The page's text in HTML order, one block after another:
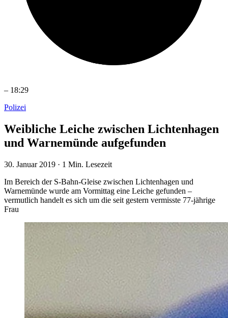
– 18:29
Polizei
Weibliche Leiche zwischen Lichtenhagen
und Warnemünde aufgefunden
30. Januar 2019 · 1 Min. Lesezeit
Im Bereich der S-Bahn-Gleise zwischen Lichtenhagen und
Warnemünde wurde am Vormittag eine Leiche gefunden –
vermutlich handelt es sich um die seit gestern vermisste 77-jährige
Frau